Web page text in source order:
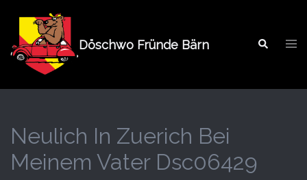
Inhalt
Döschwo Fründe Bärn Search
Neulich In Zuerich Bei
Meinem Vater Dsc06429